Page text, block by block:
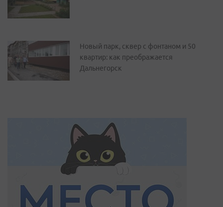
Новый парк, сквер с фонтаном и 50
квартир: как преображается
Дальнегорск